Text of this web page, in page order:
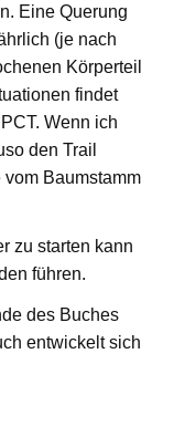
Eine Querung
(je nach
Körperteil
findet
Wenn ich
den Trail
Baumstamm
zu starten kann
führen.
des Buches
entwickelt sich